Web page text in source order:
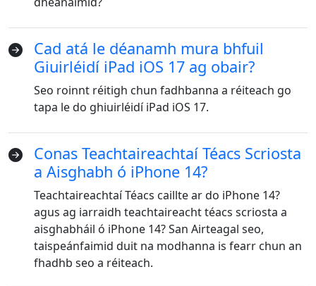
Cad atá le déanamh mura bhfuil
Giuirléidí iPad iOS 17 ag obair?
Seo roinnt réitigh chun fadhbanna a réiteach go
tapa le do ghiuirléidí iPad iOS 17.
Conas Teachtaireachtaí Téacs Scriosta
a Aisghabh ó iPhone 14?
Teachtaireachtaí Téacs caillte ar do iPhone 14?
agus ag iarraidh teachtaireacht téacs scriosta a
aisghabháil ó iPhone 14? San Airteagal seo,
taispeánfaimid duit na modhanna is fearr chun an
fhadhb seo a réiteach.